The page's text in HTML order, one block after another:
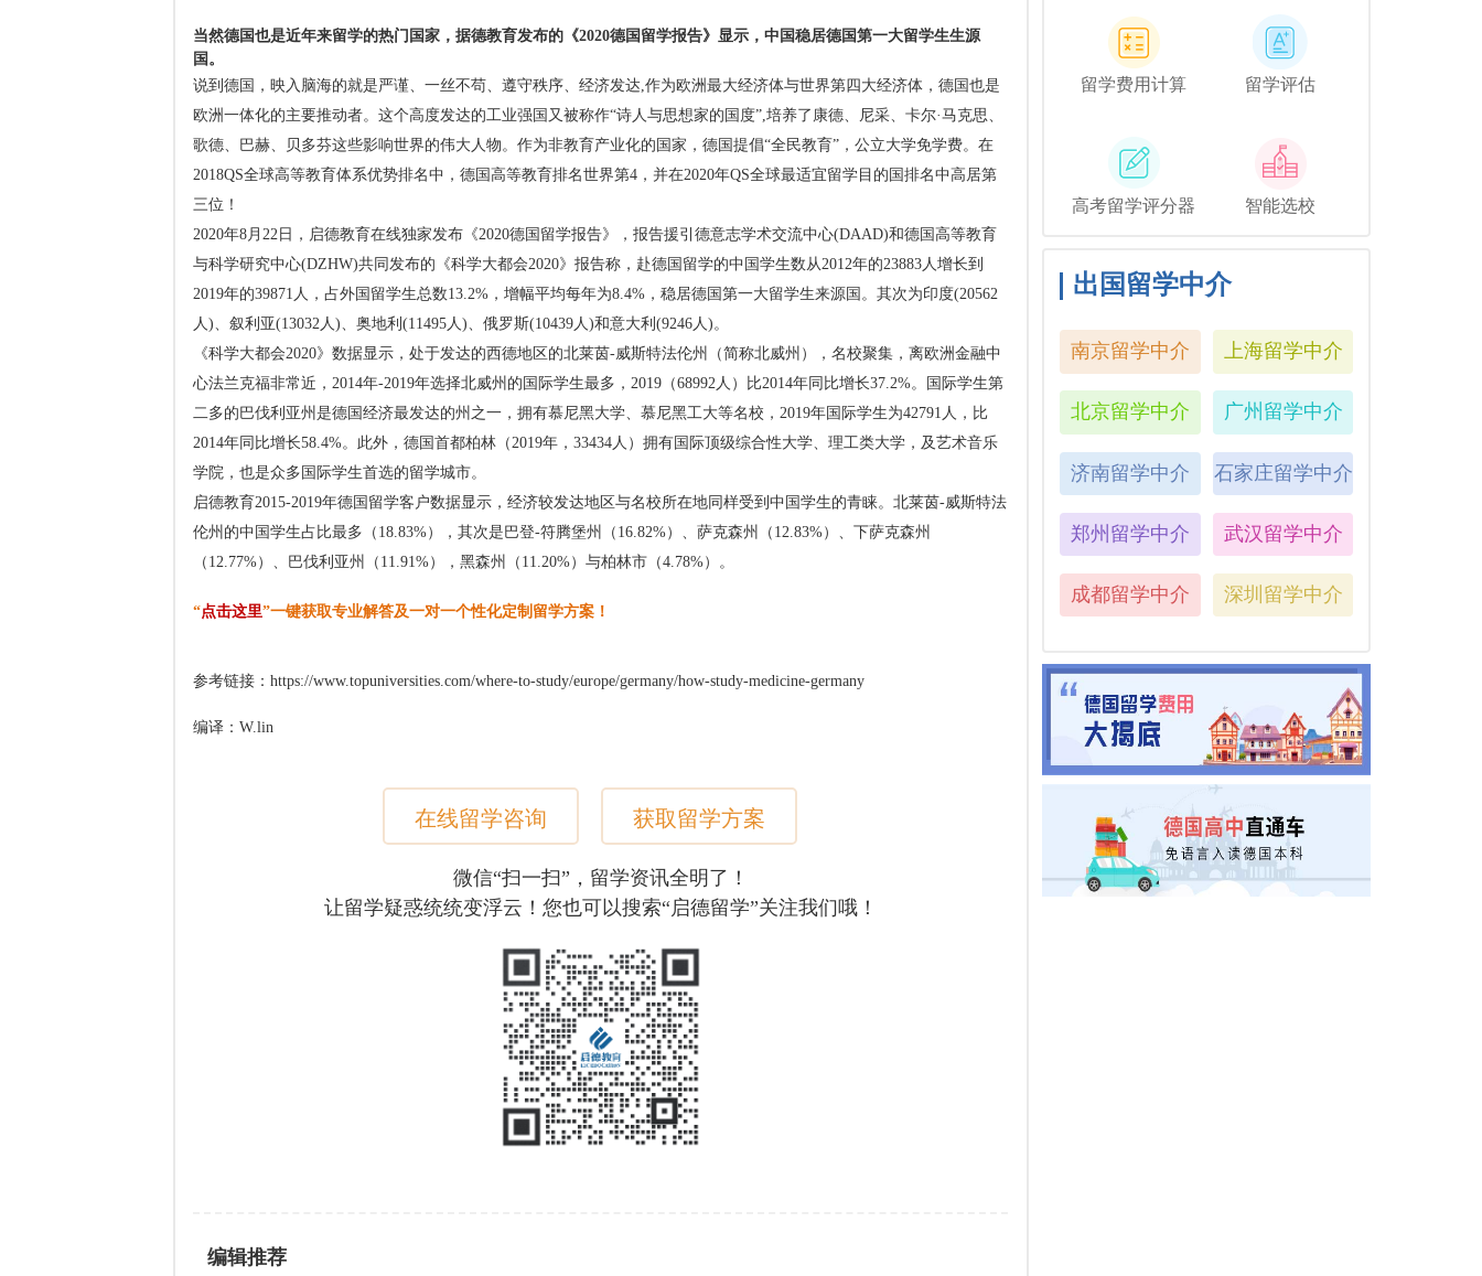
当然德国也是近年来留学的热门国家，据德教育发布的《2020德国留学报告》显示，中国稳居德国第一大留学生生源
国。
说到德国，映入脑海的就是严谨、一丝不苟、遵守秩序、经济发达,作为欧洲最大经济体与世界第四大经济体，德国也是
欧洲一体化的主要推动者。这个高度发达的工业强国又被称作“诗人与思想家的国度”,培养了康德、尼采、卡尔·马克思、
歌德、巴赫、贝多芬这些影响世界的伟大人物。作为非教育产业化的国家，德国提倡“全民教育”，公立大学免学费。在
2018QS全球高等教育体系优势排名中，德国高等教育排名世界第4，并在2020年QS全球最适宜留学目的国排名中高居第
三位！
2020年8月22日，启德教育在线独家发布《2020德国留学报告》，报告援引德意志学术交流中心(DAAD)和德国高等教育
与科学研究中心(DZHW)共同发布的《科学大都会2020》报告称，赴德国留学的中国学生数从2012年的23883人增长到
2019年的39871人，占外国留学生总数13.2%，增幅平均每年为8.4%，稳居德国第一大留学生来源国。其次为印度(20562
人)、叙利亚(13032人)、奥地利(11495人)、俄罗斯(10439人)和意大利(9246人)。
《科学大都会2020》数据显示，处于发达的西德地区的北莱茵-威斯特法伦州（简称北威州），名校聚集，离欧洲金融中
心法兰克福非常近，2014年-2019年选择北威州的国际学生最多，2019（68992人）比2014年同比增长37.2%。国际学生第
二多的巴伐利亚州是德国经济最发达的州之一，拥有慕尼黑大学、慕尼黑工大等名校，2019年国际学生为42791人，比
2014年同比增长58.4%。此外，德国首都柏林（2019年，33434人）拥有国际顶级综合性大学、理工类大学，及艺术音乐
学院，也是众多国际学生首选的留学城市。
启德教育2015-2019年德国留学客户数据显示，经济较发达地区与名校所在地同样受到中国学生的青睐。北莱茵-威斯特法
伦州的中国学生占比最多（18.83%），其次是巴登-符腾堡州（16.82%）、萨克森州（12.83%）、下萨克森州
（12.77%）、巴伐利亚州（11.91%），黑森州（11.20%）与柏林市（4.78%）。
“点击这里”一键获取专业解答及一对一个性化定制留学方案！
参考链接：https://www.topuniversities.com/where-to-study/europe/germany/how-study-medicine-germany
编译：W.lin
在线留学咨询 获取留学方案
微信“扫一扫”，留学资讯全明了！
让留学疑惑统统变浮云！您也可以搜索“启德留学”关注我们哦！
编辑推荐
留学费用计算 留学评估
高考留学评分器 智能选校
出国留学中介
南京留学中介 上海留学中介
北京留学中介 广州留学中介
济南留学中介 石家庄留学中介
郑州留学中介 武汉留学中介
成都留学中介 深圳留学中介